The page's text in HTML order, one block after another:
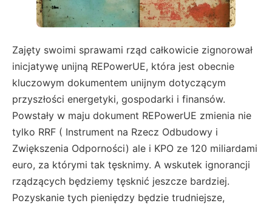
Zajęty swoimi sprawami rząd całkowicie zignorował
inicjatywę unijną REPowerUE, która jest obecnie
kluczowym dokumentem unijnym dotyczącym
przyszłości energetyki, gospodarki i finansów.
Powstały w maju dokument REPowerUE zmienia nie
tylko RRF ( Instrument na Rzecz Odbudowy i
Zwiększenia Odporności) ale i KPO ze 120 miliardami
euro, za którymi tak tęsknimy. A wskutek ignorancji
rządzących będziemy tęsknić jeszcze bardziej.
Pozyskanie tych pieniędzy będzie trudniejsze,